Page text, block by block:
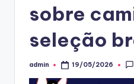
sobre
seleção
Posted
admin 19/05/2026